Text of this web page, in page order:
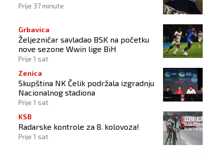
Prije 37 minute
Grbavica
Željezničar savladao BSK na početku
nove sezone Wwin lige BiH
Prije 1 sat
Zenica
Skupština NK Čelik podržala izgradnju
Nacionalnog stadiona
Prije 1 sat
KSB
Radarske kontrole za 8. kolovoza!
Prije 1 sat